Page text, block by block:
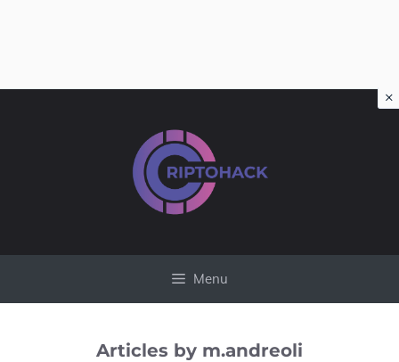
Menu
Articles by m.andreoli
×